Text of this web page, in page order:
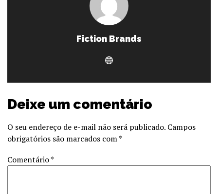
Fiction Brands
Deixe um comentário
O seu endereço de e-mail não será publicado. Campos
obrigatórios são marcados com*
Comentário*